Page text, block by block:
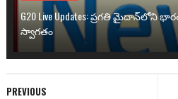
G20 Live Updates: ప్రగతి మైదాన్‌లోని
స్వాగతం
PREVIOUS